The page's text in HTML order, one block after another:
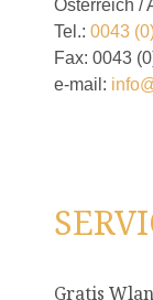
Österreich /
Tel.: 0043
Fax: 0043
e-mail:
Gratis Wlan